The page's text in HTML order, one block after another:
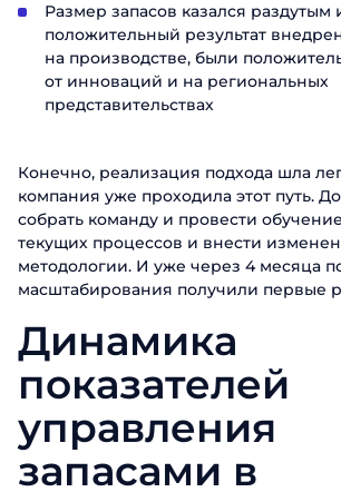
Размер запасов казался раздутым
положительный результат
на производстве, были
от инноваций и на региональных
представительствах
Конечно, реализация подхода шла
компания уже проходила этот путь.
собрать команду и провести
текущих процессов и внести
методологии. И уже через 4 месяца
масштабирования получили первые
Динамика
показателей
управления
запасами в